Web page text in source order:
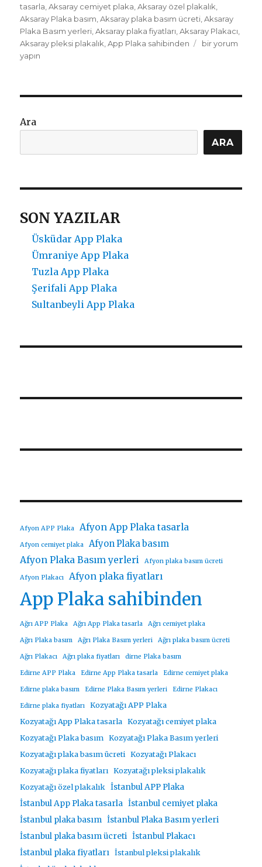
tarihi
tasarla ,Aksaray cemiyet plaka ,Aksaray özel plakalık
Aksaray Plaka basım ,Aksaray plaka basım ücreti ,Aksaray
Plaka Basım yerleri ,Aksaray plaka fiyatları ,Aksaray Plakacı
Aksaray pleksi plakalık ,App Plaka sahibinden
Aksaray
bir yorum
yapın
Ara
ARA
SON YAZILAR
Üsküdar App Plaka
Ümraniye App Plaka
Tuzla App Plaka
Şerifali App Plaka
Sultanbeyli App Plaka
Afyon APP Plaka Afyon App Plaka tasarla
Afyon cemiyet plaka
Afyon Plaka basım
Afyon Plaka Basım yerleri
Afyon plaka basım ücreti
Afyon Plakacı Afyon plaka fiyatları
App Plaka sahibinden
Ağrı APP Plaka Ağrı App Plaka tasarla Ağrı cemiyet plaka
Ağrı Plaka basım Ağrı Plaka Basım yerleri Ağrı plaka basım ücreti
Ağrı Plakacı Ağrı plaka fiyatları dirne Plaka basım
Edirne APP Plaka Edirne App Plaka tasarla Edirne cemiyet plaka
Edirne plaka basım Edirne Plaka Basım yerleri Edirne Plakacı
Edirne plaka fiyatları
Kozyatağı APP Plaka
Kozyatağı App Plaka tasarla
Kozyatağı cemiyet plaka
Kozyatağı Plaka basım
Kozyatağı Plaka Basım yerleri
Kozyatağı plaka basım ücreti
Kozyatağı Plakacı
Kozyatağı plaka fiyatları
Kozyatağı pleksi plakalık
Kozyatağı özel plakalık
İstanbul APP Plaka
İstanbul App Plaka tasarla İstanbul cemiyet plaka
İstanbul plaka basım İstanbul Plaka Basım yerleri
İstanbul plaka basım ücreti İstanbul Plakacı
İstanbul plaka fiyatları
İstanbul pleksi plakalık